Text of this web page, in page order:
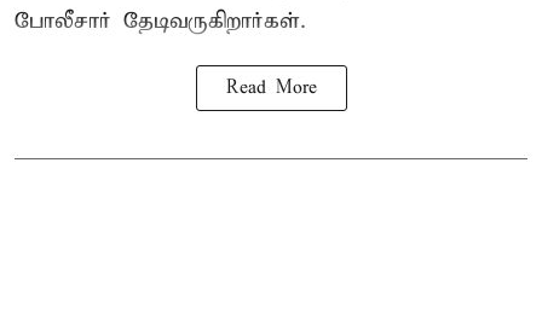
போலீசார் தேடிவருகிறார்கள்.
Read More